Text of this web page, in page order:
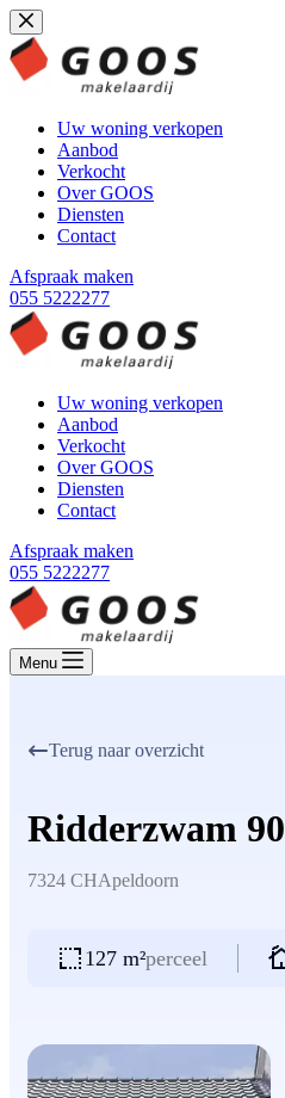
Ga
naar
de
inhoud
Uw woning verkopen
Aanbod
Verkocht
Over GOOS
Diensten
Contact
Afspraak maken
055 5222277
Uw woning verkopen
Aanbod
Verkocht
Over GOOS
Diensten
Contact
Afspraak maken
055 5222277
Menu
Terug naar overzicht
Ridderzwam 90
7324 CHApeldoorn
127 m²perceel